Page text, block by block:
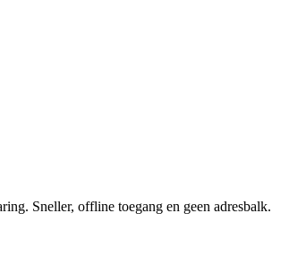
Sneller, offline toegang en geen adresbalk.